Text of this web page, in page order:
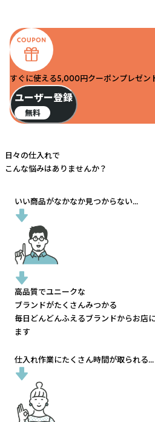
すぐに使える5,000円クーポンプレゼン
ユーザー登録
無料
日々の仕入れで
こんな悩みはありませんか？
いい商品がなかなか見つからない...
高品質でユニークな
ブランドがたくさんみつかる
毎日どんどんふえるブランドからお店
ます
仕入れ作業にたくさん時間が取られる...